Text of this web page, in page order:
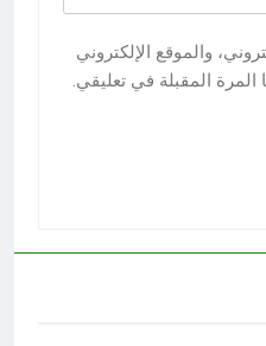
والموقع الإلكتروني
المقبلة في تعليقي.